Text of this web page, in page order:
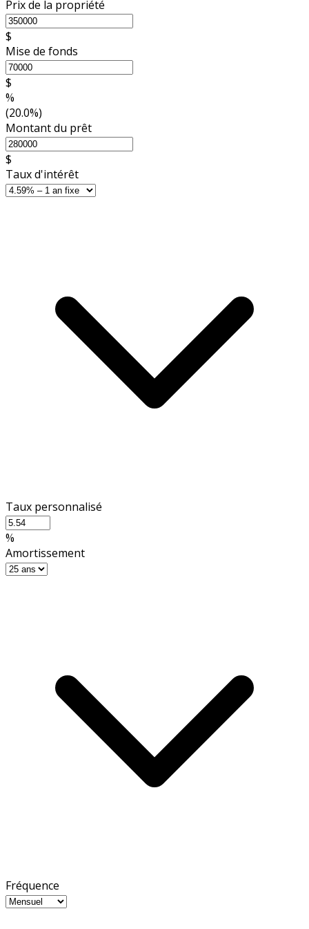
Prix de la propriété
$
Mise de fonds
$
%
(20.0%)
Montant du prêt
$
Taux d'intérêt
Taux personnalisé
%
Amortissement
Fréquence